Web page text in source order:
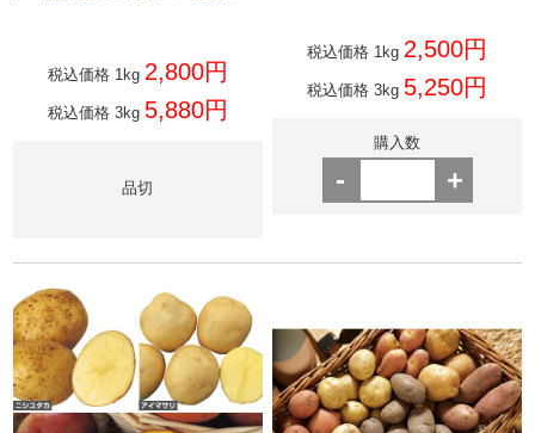
税込価格 1kg 2,800円
税込価格 3kg 5,880円
品切
税込価格 1kg 2,500円
税込価格 3kg 5,250円
購入数
- +